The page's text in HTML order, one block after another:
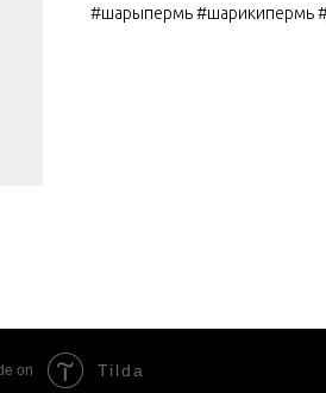
#шарыпермь #шарикипермь
on Tilda